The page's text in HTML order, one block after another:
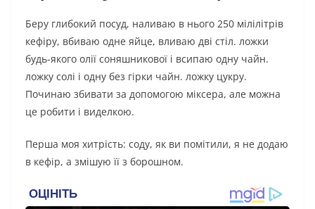
Беру глибокий посуд, наливаю в нього 250 мілілітрів
кефіру, вбиваю одне яйце, вливаю дві стіл. ложки
будь-якого олії соняшникової і всипаю одну чайн.
ложку солі і одну без гірки чайн. ложку цукру.
Починаю збивати за допомогою міксера, але можна
це робити і виделкою.
Перша моя хитрість: соду, як ви помітили, я не додаю
в кефір, а змішую її з борошном.